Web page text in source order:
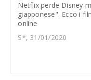
Netflix perde Disney
giapponese". Ecco i
online
S*, 31/01/2020